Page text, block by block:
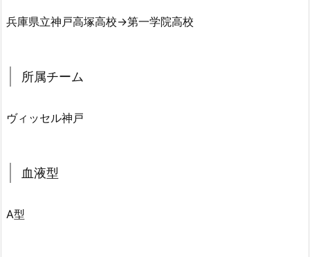
兵庫県立神戸高塚高校→第一学院高校
所属チーム
ヴィッセル神戸
血液型
A型